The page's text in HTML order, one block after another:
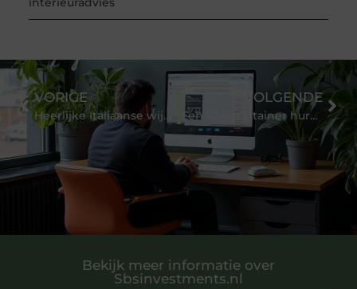
Bekijk meer informatie over
Sbsinvestments.nl
VORIGE
Heerlijke Italiaanse wijn bestellen bij een ervaren specialist
VOLGENDE
Een koelcontainer huren als uitbreiding van de koeling in uw horeca keuken